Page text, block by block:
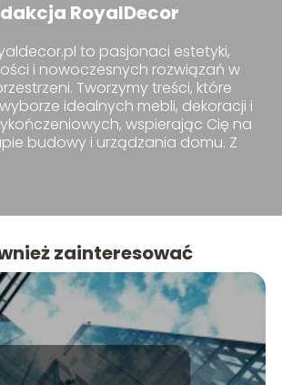
RoyalDecor
to pasjonaci estetyki,
i nowoczesnych rozwiązań w
Tworzymy treści, które
idealnych mebli, dekoracji i
wspierając Cię na
budowy i urządzania domu. Z
zainteresować